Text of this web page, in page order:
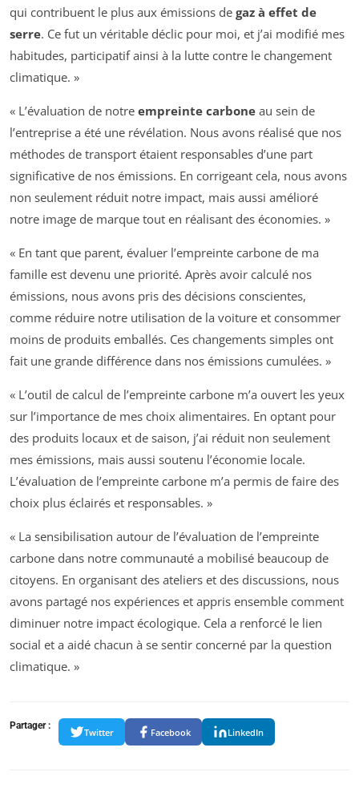
qui contribuent le plus aux émissions de gaz à effet de
serre. Ce fut un véritable déclic pour moi, et j’ai modifié mes
habitudes, participatif ainsi à la lutte contre le changement
climatique. »
« L’évaluation de notre empreinte carbone au sein de
l’entreprise a été une révélation. Nous avons réalisé que nos
méthodes de transport étaient responsables d’une part
significative de nos émissions. En corrigeant cela, nous avons
non seulement réduit notre impact, mais aussi amélioré
notre image de marque tout en réalisant des économies. »
« En tant que parent, évaluer l’empreinte carbone de ma
famille est devenu une priorité. Après avoir calculé nos
émissions, nous avons pris des décisions conscientes,
comme réduire notre utilisation de la voiture et consommer
moins de produits emballés. Ces changements simples ont
fait une grande différence dans nos émissions cumulées. »
« L’outil de calcul de l’empreinte carbone m’a ouvert les yeux
sur l’importance de mes choix alimentaires. En optant pour
des produits locaux et de saison, j’ai réduit non seulement
mes émissions, mais aussi soutenu l’économie locale.
L’évaluation de l’empreinte carbone m’a permis de faire des
choix plus éclairés et responsables. »
« La sensibilisation autour de l’évaluation de l’empreinte
carbone dans notre communauté a mobilisé beaucoup de
citoyens. En organisant des ateliers et des discussions, nous
avons partagé nos expériences et appris ensemble comment
diminuer notre impact écologique. Cela a renforcé le lien
social et a aidé chacun à se sentir concerné par la question
climatique. »
Partager :
Twitter Facebook LinkedIn